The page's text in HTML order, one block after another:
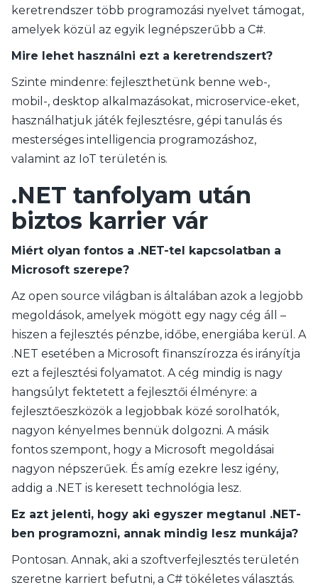
keretrendszer több programozási nyelvet támogat,
amelyek közül az egyik legnépszerűbb a C#.
Mire lehet használni ezt a keretrendszert?
Szinte mindenre: fejleszthetünk benne web-,
mobil-, desktop alkalmazásokat, microservice-eket,
használhatjuk játék fejlesztésre, gépi tanulás és
mesterséges intelligencia programozáshoz,
valamint az IoT területén is.
.NET tanfolyam után
biztos karrier vár
Miért olyan fontos a .NET-tel kapcsolatban a
Microsoft szerepe?
Az open source világban is általában azok a legjobb
megoldások, amelyek mögött egy nagy cég áll –
hiszen a fejlesztés pénzbe, időbe, energiába kerül. A
.NET esetében a Microsoft finanszírozza és irányítja
ezt a fejlesztési folyamatot. A cég mindig is nagy
hangsúlyt fektetett a fejlesztői élményre: a
fejlesztőeszközök a legjobbak közé sorolhatók,
nagyon kényelmes bennük dolgozni. A másik
fontos szempont, hogy a Microsoft megoldásai
nagyon népszerűek. És amíg ezekre lesz igény,
addig a .NET is keresett technológia lesz.
Ez azt jelenti, hogy aki egyszer megtanul .NET-
ben programozni, annak mindig lesz munkája?
Pontosan. Annak, aki a szoftverfejlesztés területén
szeretne karriert befutni, a C# tökéletes választás.